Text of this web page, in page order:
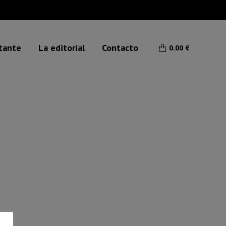
La editorial Contacto 0.00 €